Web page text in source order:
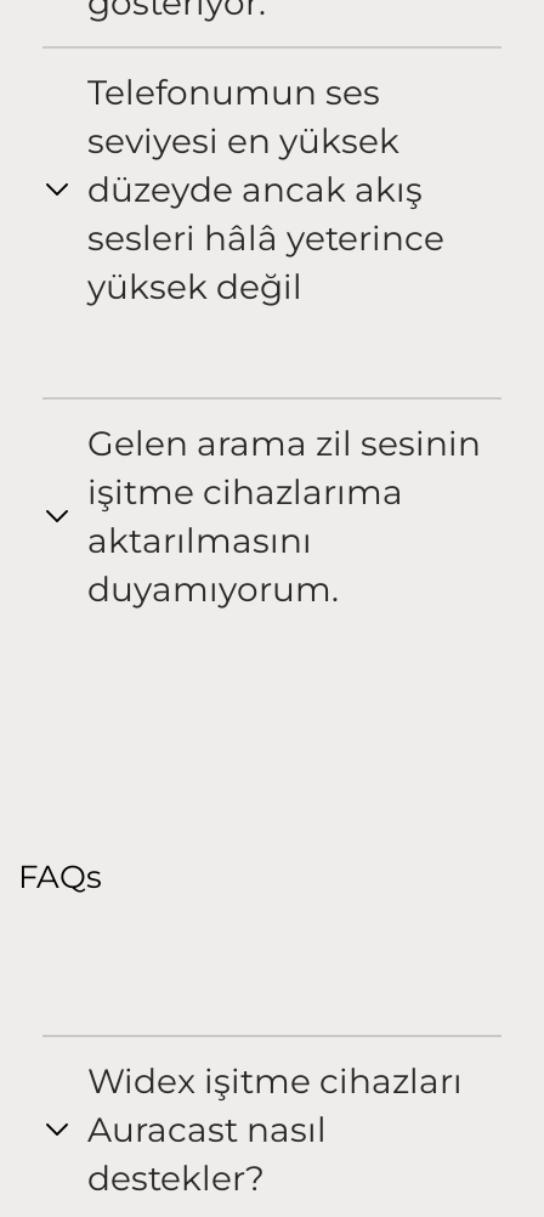
Telefonumun ses
seviyesi en yüksek
düzeyde ancak akış
sesleri hâlâ yeterince
yüksek değil
Gelen arama zil sesinin
işitme cihazlarıma
aktarılmasını
duyamıyorum.
FAQs
Widex işitme cihazları
Auracast nasıl
destekler?